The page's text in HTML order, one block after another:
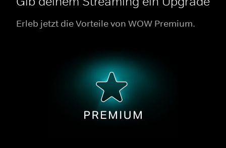
Erleb jetzt die Vorteile von WOW Premium.